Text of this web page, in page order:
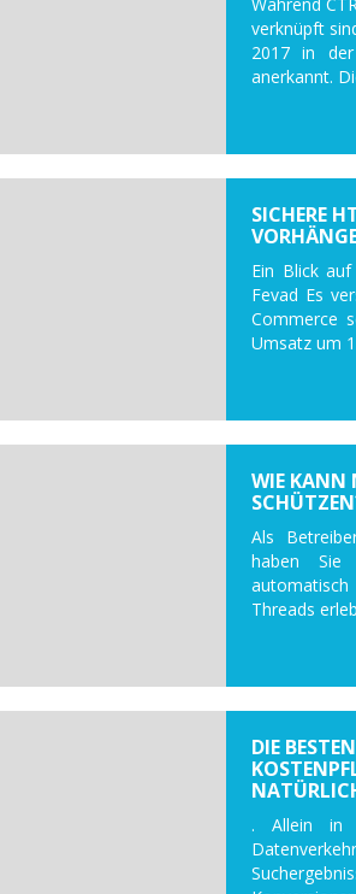
verknüpft
2017 in
anerkannt.
SICHERE
Ein Blick
Fevad Es
Commerce
Umsatz um
WIE KANN
Als
haben Sie
Threads
DIE
. Allein in